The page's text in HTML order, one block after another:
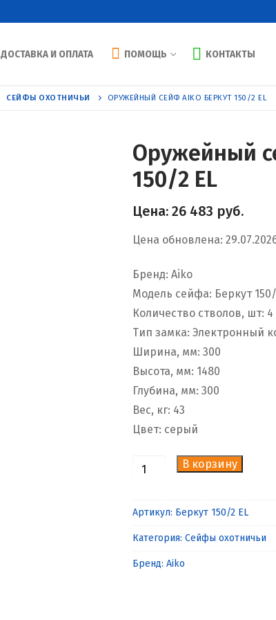
ДОСТАВКА И ОПЛАТА ПОМОЩЬ КОНТАКТЫ
СЕЙФЫ ОХОТНИЧЬИ ОРУЖЕЙНЫЙ СЕЙФ AIKO БЕРКУТ 150/2 EL
Оружейный
150/2 EL
Цена: 26 483 руб.
Цена обновлена:
Бренд: Aiko
Модель сейфа: Беркут 150/
Количество стволов, шт: 4
Тип замка: Электронный
Ширина, мм: 300
Высота, мм: 1480
Глубина, мм: 300
Вес, кг: 43
Цвет: серый
Количество
сейф
Aiko
Беркут
В корзину
Артикул: Беркут 150/2 EL
Категория: Сейфы охотничьи
Бренд: Aiko